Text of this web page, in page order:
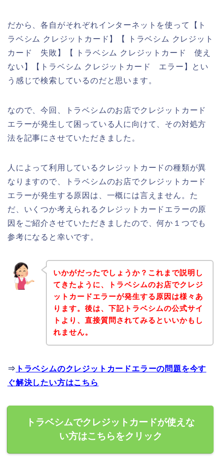
だから、各自がそれぞれインターネットを使って【ト
ラベシム クレジットカード】【 トラベシム クレジット
カード 失敗】【 トラベシム クレジットカード 使え
ない】【トラベシム クレジットカード エラー】とい
う感じで検索しているのだと思います。
なので、今回、トラベシムのお店でクレジットカード
エラーが発生して困っている人に向けて、その対処方
法を記事にさせていただきました。
人によって利用しているクレジットカードの種類が異
なりますので、トラベシムのお店でクレジットカード
エラーが発生する原因は、一概には言えません。た
だ、いくつか考えられるクレジットカードエラーの原
因をご紹介させていただきましたので、何か１つでも
参考になると幸いです。
いかがだったでしょうか？これまで説明し
てきたように、トラベシムのお店でクレジ
ットカードエラーが発生する原因は様々あ
ります。後は、下記トラベシムの公式サイ
トより、直接質問されてみるといいかもし
れません。
⇒ トラベシムのクレジットカードエラーの問題を今す
ぐ解決したい方はこちら
トラベシムでクレジットカードが使えな
い方はこちらをクリック